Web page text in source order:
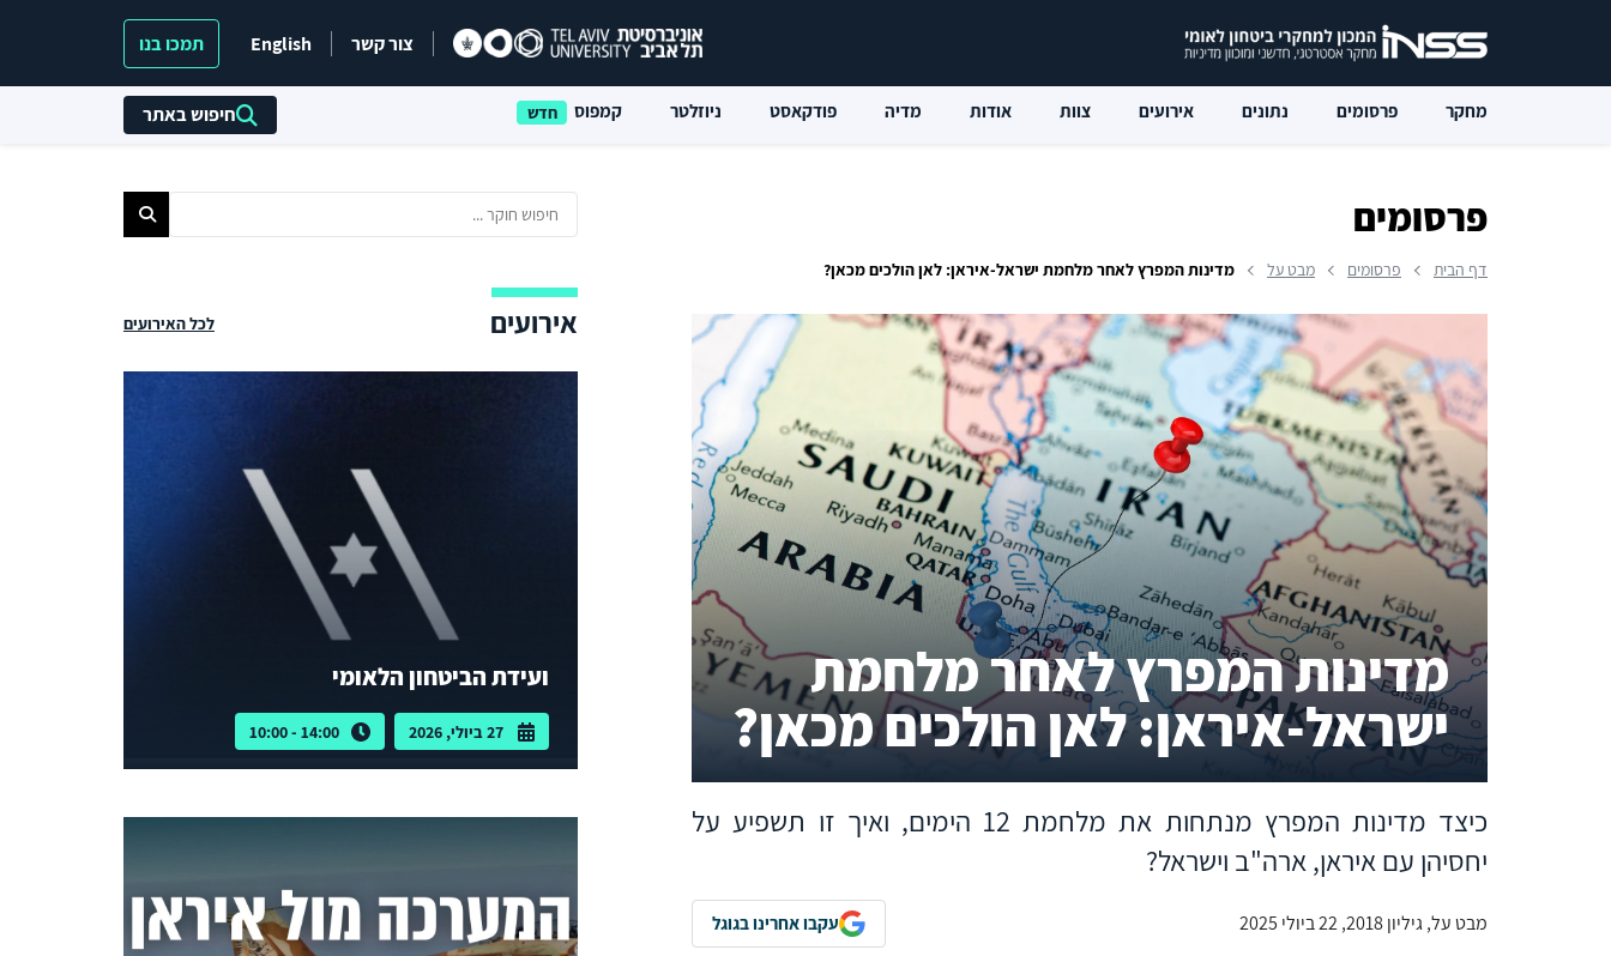
צור קשר English תמכו בנו
מחקר פרסומים נתונים אירועים צוות אודות מדיה פודקאסט ניוזלטר קמפוס חיפוש באתר
פרסומים
דף הבית פרסומים מבט על מדינות המפרץ לאחר מלחמת ישראל-איראן: לאן הולכים מכאן?
מדינות המפרץ לאחר מלחמת
ישראל-איראן: לאן הולכים מכאן?
כיצד מדינות המפרץ מנתחות את מלחמת 12 הימים, ואיך זו תשפיע על
יחסיהן עם איראן, ארה"ב וישראל?
מבט על, גיליון 2018, 22 ביולי 2025 עקבו אחרינו בגוגל
אירועים לכל האירועים
ועידת הביטחון הלאומי
27 ביולי, 2026 14:00 - 10:00